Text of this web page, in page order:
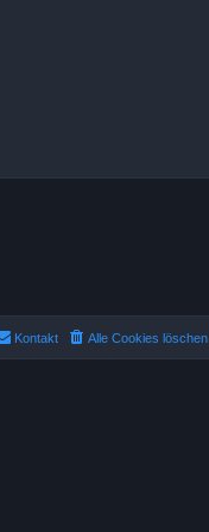
Alle Cookies löschen
Kontakt